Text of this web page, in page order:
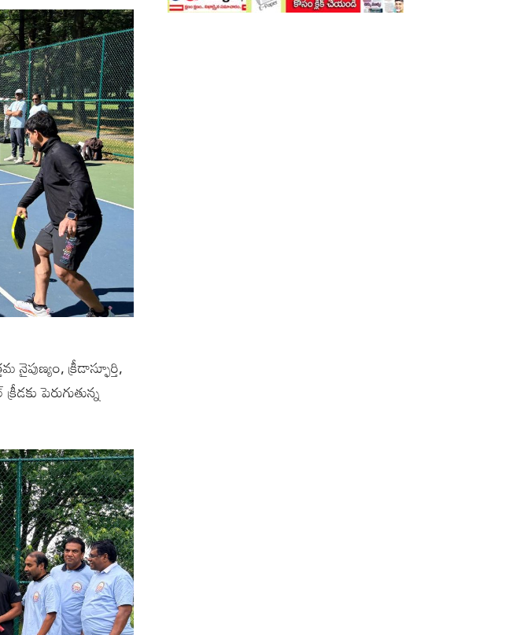
క్రీడాస్ఫూర్తి,
పెరుగుతున్న